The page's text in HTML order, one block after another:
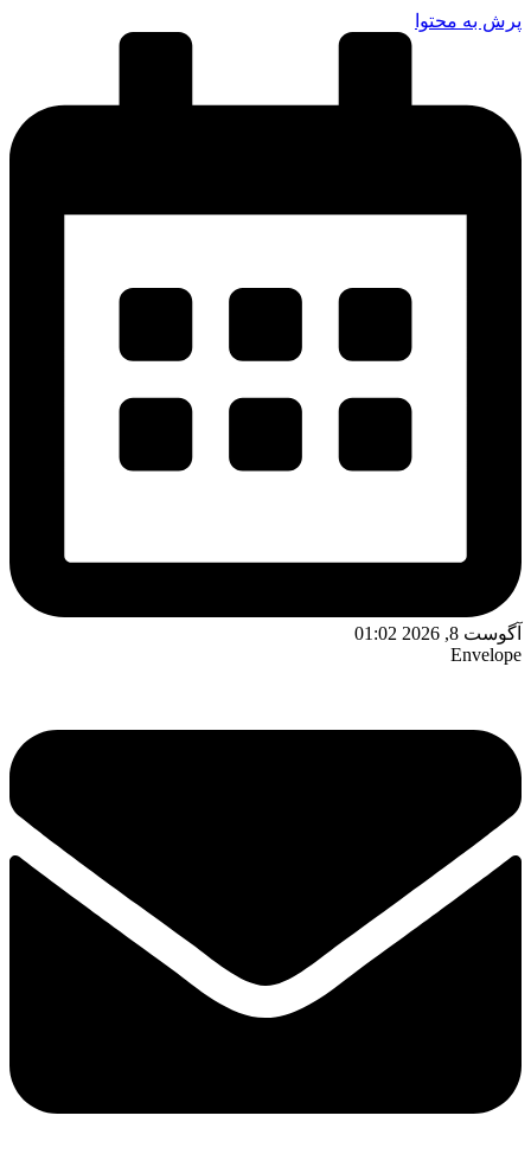
پرش به محتوا
آگوست 8, 2026 01:02
Envelope